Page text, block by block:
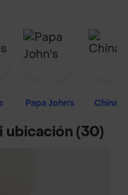
Papa John's
ubicación (30)